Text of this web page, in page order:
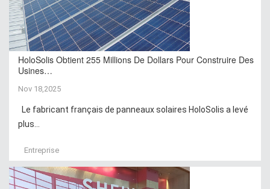
HoloSolis Obtient 255 Millions De Dollars Pour Construire Des
Usines…
Nov 18,2025
Le fabricant français de panneaux solaires HoloSolis a levé
plus...
Entreprise